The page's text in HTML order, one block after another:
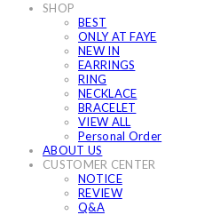
SHOP
BEST
ONLY AT FAYE
NEW IN
EARRINGS
RING
NECKLACE
BRACELET
VIEW ALL
Personal Order
ABOUT US
CUSTOMER CENTER
NOTICE
REVIEW
Q&A